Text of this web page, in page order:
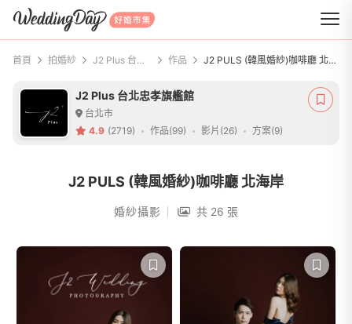
WeddingDay 好婚市集
首頁 拍婚紗 J2 Plus 台北忠孝旗艦館 作品 J2 PULS (韓風婚紗)咖啡廳 北海岸
J2 Plus 台北忠孝旗艦館
台北市
4.9 (2719) 作品(99) 影片(26) 方案(9)
J2 PULS (韓風婚紗)咖啡廳 北海岸
婚紗攝影 共 26 張